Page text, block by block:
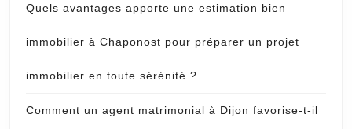
Quels avantages apporte une estimation bien
immobilier à Chaponost pour préparer un projet
immobilier en toute sérénité ?
Comment un agent matrimonial à Dijon favorise-t-il